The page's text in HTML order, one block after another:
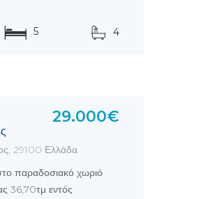
5 4
29.000€
29100 Ελλάδα
παραδοσιακό χωριό
36,70τμ εντός